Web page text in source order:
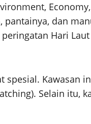
dan
Hari
spesial. Kawasan
Selain itu,